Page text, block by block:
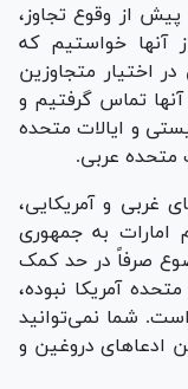
از وقوع تجاوز،
آنها خواستیم که
اختیار متجاوزین
آنها تماس گرفتیم و
و ایالات متحده
متحده عربی.
غربی و آمریکایی،
امارات به جمهوری
صرفاً در حد کمک
آمریکا نبوده،
شما نمی‌توانید
ادعا‌های دروغین و